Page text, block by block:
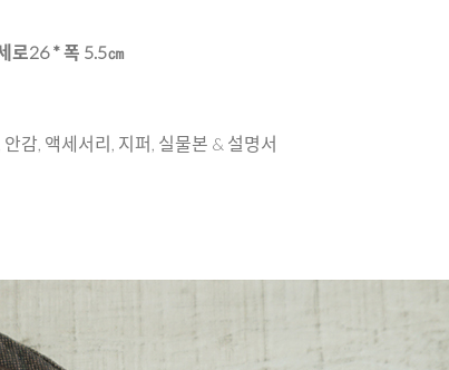
로26 * 폭 5.5㎝
감, 액세서리, 지퍼, 실물본 & 설명서